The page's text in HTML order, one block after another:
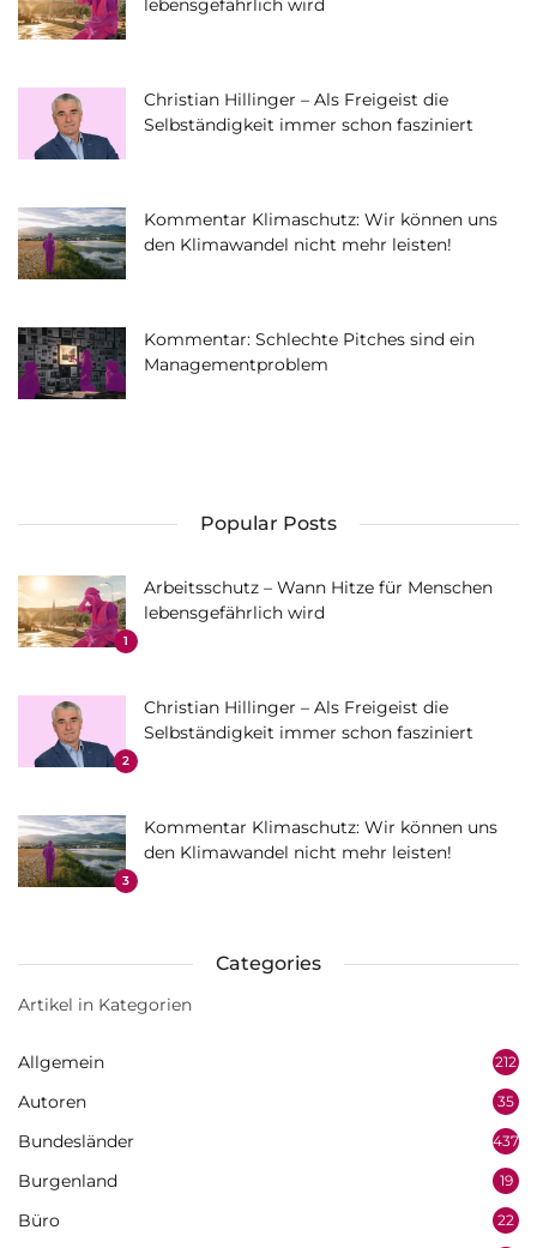
lebensgefährlich wird
Christian Hillinger – Als Freigeist die
Selbständigkeit immer schon fasziniert
Kommentar Klimaschutz: Wir können uns
den Klimawandel nicht mehr leisten!
Kommentar: Schlechte Pitches sind ein
Managementproblem
Popular Posts
1
Arbeitsschutz – Wann Hitze für Menschen
lebensgefährlich wird
2
Christian Hillinger – Als Freigeist die
Selbständigkeit immer schon fasziniert
3
Kommentar Klimaschutz: Wir können uns
den Klimawandel nicht mehr leisten!
Categories
Artikel in Kategorien
Allgemein 212
Autoren 35
Bundesländer 437
Burgenland 19
Büro 22